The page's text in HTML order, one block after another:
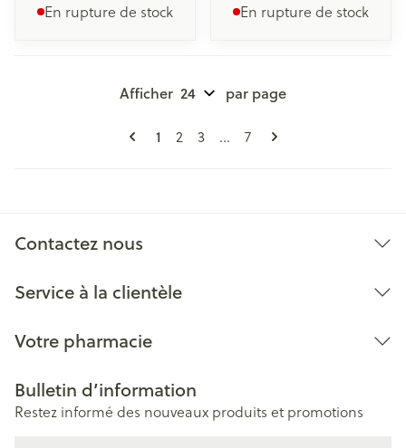
En rupture de stock En rupture de stock
Pages
Vous lisez actuellement la page
1 Page
2 Page
3 ... Page
7
Afficher par page
Contactez nous
Service à la clientèle
Votre pharmacie
Bulletin d’information
Restez informé des nouveaux produits et promotions